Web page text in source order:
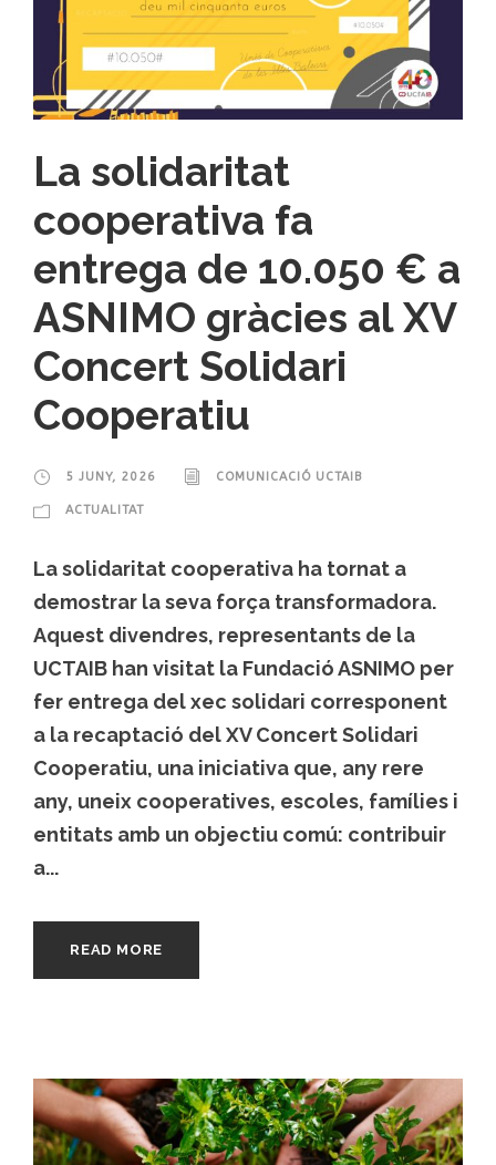
La solidaritat
cooperativa fa
entrega de 10.050 € a
ASNIMO gràcies al XV
Concert Solidari
Cooperatiu
5 JUNY, 2026 COMUNICACIÓ UCTAIB
ACTUALITAT
La solidaritat cooperativa ha tornat a
demostrar la seva força transformadora.
Aquest divendres, representants de la
UCTAIB han visitat la Fundació ASNIMO per
fer entrega del xec solidari corresponent
a la recaptació del XV Concert Solidari
Cooperatiu, una iniciativa que, any rere
any, uneix cooperatives, escoles, famílies i
entitats amb un objectiu comú: contribuir
a...
READ MORE